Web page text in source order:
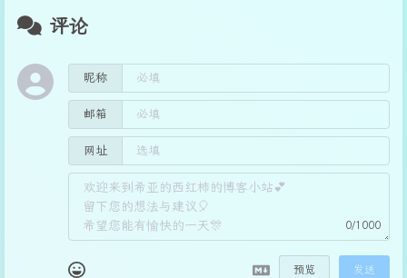
评论
昵称
邮箱
网址
0/1000
预览 发送